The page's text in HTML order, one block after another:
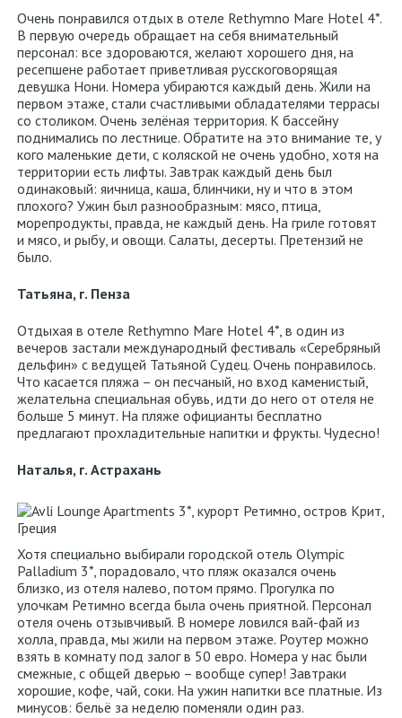
Очень понравился отдых в отеле Rethymno Mare Hotel 4*.
В первую очередь обращает на себя внимательный
персонал: все здороваются, желают хорошего дня, на
ресепшене работает приветливая русскоговорящая
девушка Нони. Номера убираются каждый день. Жили на
первом этаже, стали счастливыми обладателями террасы
со столиком. Очень зелёная территория. К бассейну
поднимались по лестнице. Обратите на это внимание те, у
кого маленькие дети, с коляской не очень удобно, хотя на
территории есть лифты. Завтрак каждый день был
одинаковый: яичница, каша, блинчики, ну и что в этом
плохого? Ужин был разнообразным: мясо, птица,
морепродукты, правда, не каждый день. На гриле готовят
и мясо, и рыбу, и овощи. Салаты, десерты. Претензий не
было.
Татьяна, г. Пенза
Отдыхая в отеле Rethymno Mare Hotel 4*, в один из
вечеров застали международный фестиваль «Серебряный
дельфин» с ведущей Татьяной Судец. Очень понравилось.
Что касается пляжа – он песчаный, но вход каменистый,
желательна специальная обувь, идти до него от отеля не
больше 5 минут. На пляже официанты бесплатно
предлагают прохладительные напитки и фрукты. Чудесно!
Наталья, г. Астрахань
Хотя специально выбирали городской отель Olympic
Palladium 3*, порадовало, что пляж оказался очень
близко, из отеля налево, потом прямо. Прогулка по
улочкам Ретимно всегда была очень приятной. Персонал
отеля очень отзывчивый. В номере ловился вай-фай из
холла, правда, мы жили на первом этаже. Роутер можно
взять в комнату под залог в 50 евро. Номера у нас были
смежные, с общей дверью – вообще супер! Завтраки
хорошие, кофе, чай, соки. На ужин напитки все платные. Из
минусов: бельё за неделю поменяли один раз.